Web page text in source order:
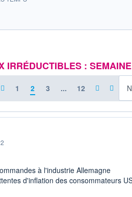
IRRÉDUCTIBLES :
1 2 3 ... 12
à l'industrie Allemagne
d'inflation des consommateurs